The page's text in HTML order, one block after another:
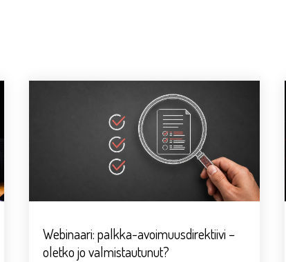
Webinaari: palkka-avoimuusdirektiivi –
oletko jo valmistautunut?